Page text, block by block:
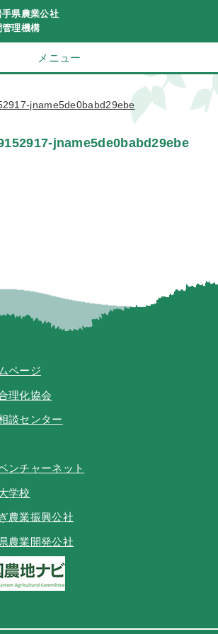
県農業公社
理機構
メニュー
jname5de0babd29ebe
jname5de0babd29ebe
ページ
理化協会
談センター
ンチャーネット
学校
農業振興公社
農業開発公社